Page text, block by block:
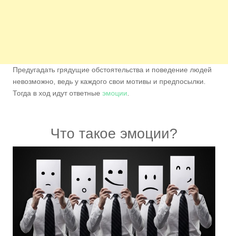
Предугадать грядущие обстоятельства и поведение людей
невозможно, ведь у каждого свои мотивы и предпосылки.
Тогда в ход идут ответные эмоции
Что такое эмоции?